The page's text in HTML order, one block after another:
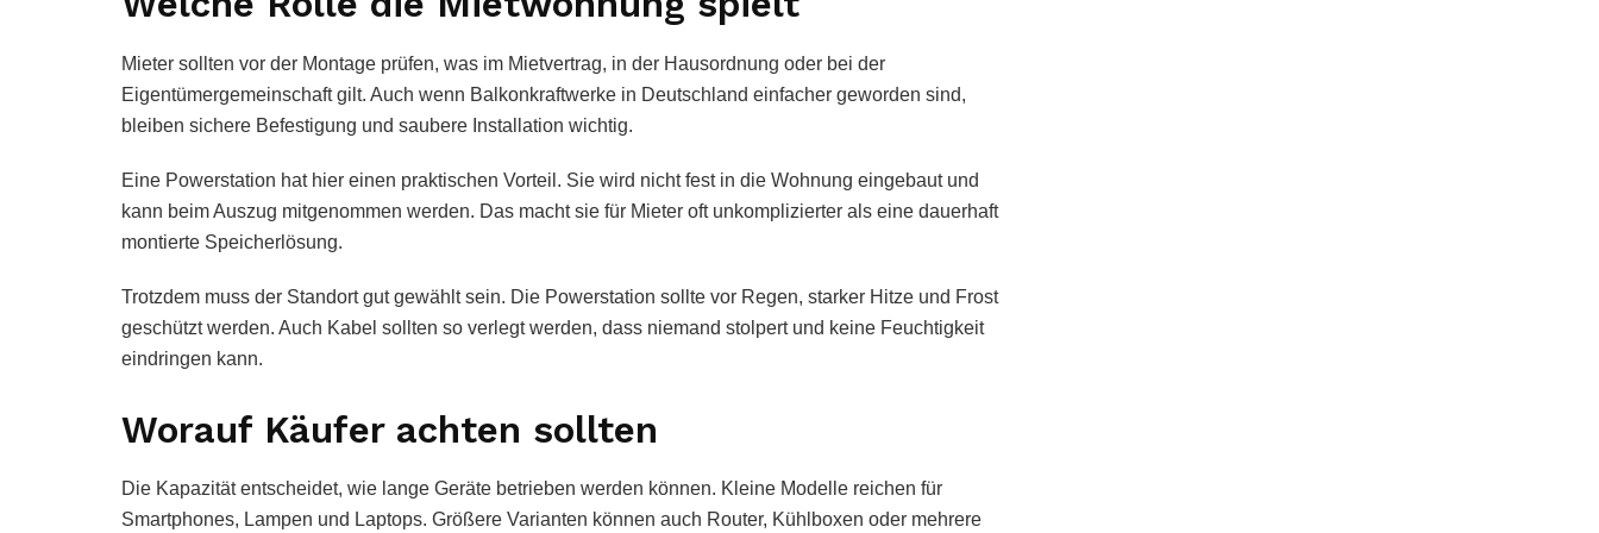
Mieter sollten vor der Montage prüfen, was im Mietvertrag, in der Hausordnung oder bei der
Eigentümergemeinschaft gilt. Auch wenn Balkonkraftwerke in Deutschland einfacher geworden sind,
bleiben sichere Befestigung und saubere Installation wichtig.
Eine Powerstation hat hier einen praktischen Vorteil. Sie wird nicht fest in die Wohnung eingebaut und
kann beim Auszug mitgenommen werden. Das macht sie für Mieter oft unkomplizierter als eine dauerhaft
montierte Speicherlösung.
Trotzdem muss der Standort gut gewählt sein. Die Powerstation sollte vor Regen, starker Hitze und Frost
geschützt werden. Auch Kabel sollten so verlegt werden, dass niemand stolpert und keine Feuchtigkeit
eindringen kann.
Worauf Käufer achten sollten
Die Kapazität entscheidet, wie lange Geräte betrieben werden können. Kleine Modelle reichen für
Smartphones, Lampen und Laptops. Größere Varianten können auch Router, Kühlboxen oder mehrere